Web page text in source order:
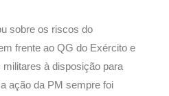
sobre os riscos do
frente ao QG do Exército e
à disposição para
ação da PM sempre foi